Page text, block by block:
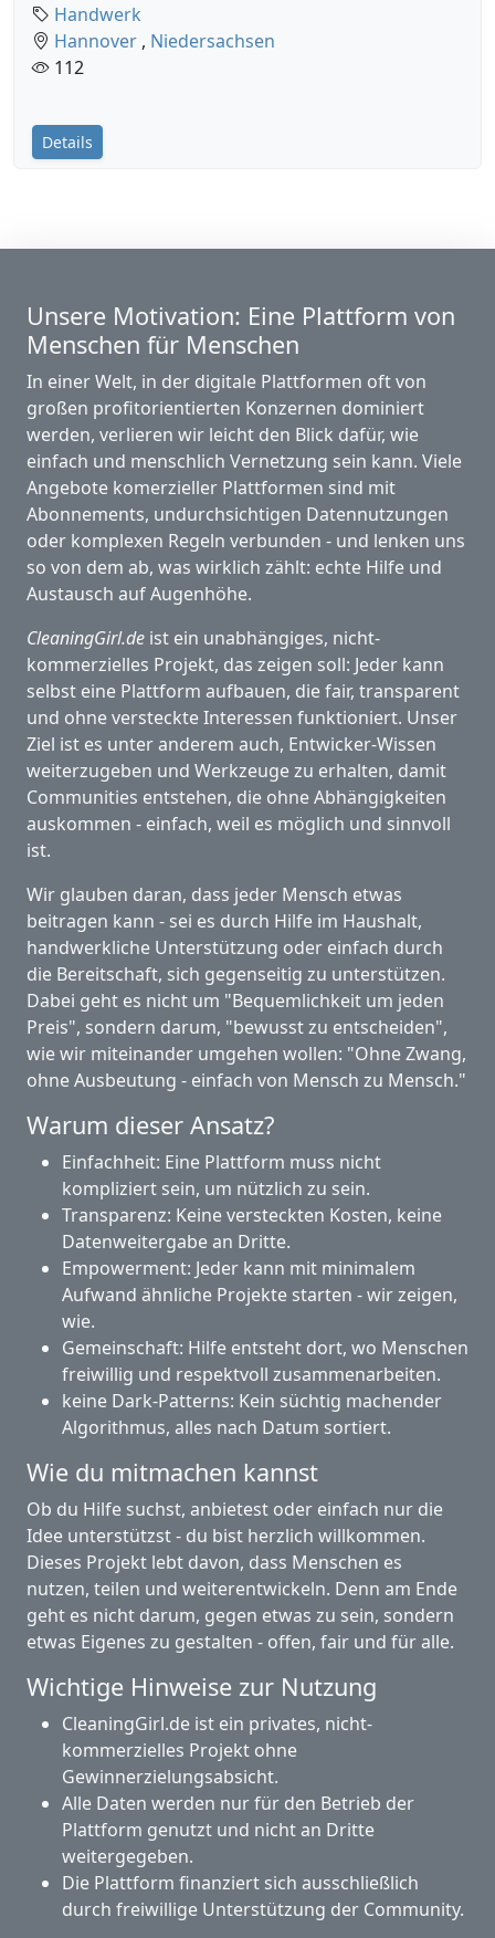
Handwerk
Hannover , Niedersachsen
112
Details
Unsere Motivation: Eine Plattform von
Menschen für Menschen
In einer Welt, in der digitale Plattformen oft von
großen profitorientierten Konzernen dominiert
werden, verlieren wir leicht den Blick dafür, wie
einfach und menschlich Vernetzung sein kann. Viele
Angebote komerzieller Plattformen sind mit
Abonnements, undurchsichtigen Datennutzungen
oder komplexen Regeln verbunden - und lenken uns
so von dem ab, was wirklich zählt: echte Hilfe und
Austausch auf Augenhöhe.
CleaningGirl.de ist ein unabhängiges, nicht-
kommerzielles Projekt, das zeigen soll: Jeder kann
selbst eine Plattform aufbauen, die fair, transparent
und ohne versteckte Interessen funktioniert. Unser
Ziel ist es unter anderem auch, Entwicker-Wissen
weiterzugeben und Werkzeuge zu erhalten, damit
Communities entstehen, die ohne Abhängigkeiten
auskommen - einfach, weil es möglich und sinnvoll
ist.
Wir glauben daran, dass jeder Mensch etwas
beitragen kann - sei es durch Hilfe im Haushalt,
handwerkliche Unterstützung oder einfach durch
die Bereitschaft, sich gegenseitig zu unterstützen.
Dabei geht es nicht um "Bequemlichkeit um jeden
Preis", sondern darum, "bewusst zu entscheiden",
wie wir miteinander umgehen wollen: "Ohne Zwang,
ohne Ausbeutung - einfach von Mensch zu Mensch."
Warum dieser Ansatz?
Einfachheit: Eine Plattform muss nicht
kompliziert sein, um nützlich zu sein.
Transparenz: Keine versteckten Kosten, keine
Datenweitergabe an Dritte.
Empowerment: Jeder kann mit minimalem
Aufwand ähnliche Projekte starten - wir zeigen,
wie.
Gemeinschaft: Hilfe entsteht dort, wo Menschen
freiwillig und respektvoll zusammenarbeiten.
keine Dark-Patterns: Kein süchtig machender
Algorithmus, alles nach Datum sortiert.
Wie du mitmachen kannst
Ob du Hilfe suchst, anbietest oder einfach nur die
Idee unterstützst - du bist herzlich willkommen.
Dieses Projekt lebt davon, dass Menschen es
nutzen, teilen und weiterentwickeln. Denn am Ende
geht es nicht darum, gegen etwas zu sein, sondern
etwas Eigenes zu gestalten - offen, fair und für alle.
Wichtige Hinweise zur Nutzung
CleaningGirl.de ist ein privates, nicht-
kommerzielles Projekt ohne
Gewinnerzielungsabsicht.
Alle Daten werden nur für den Betrieb der
Plattform genutzt und nicht an Dritte
weitergegeben.
Die Plattform finanziert sich ausschließlich
durch freiwillige Unterstützung der Community.